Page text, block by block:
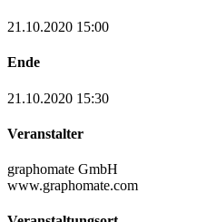
21.10.2020 15:00
Ende
21.10.2020 15:30
Veranstalter
graphomate GmbH
www.graphomate.com